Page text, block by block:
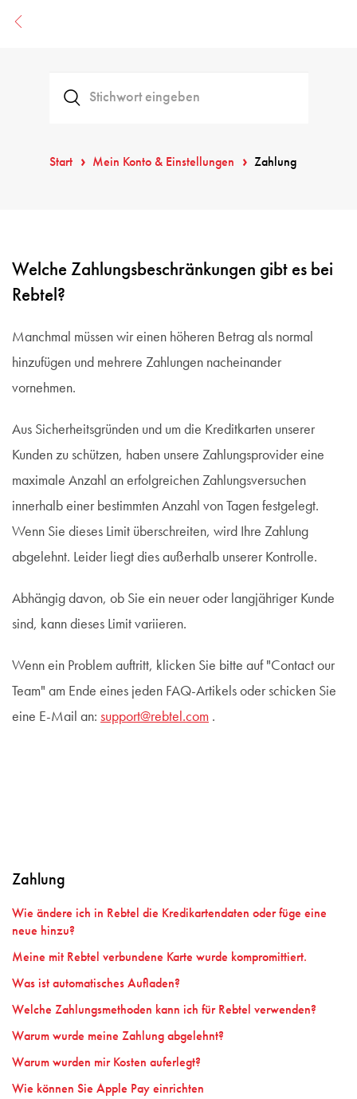
Start Mein Konto & Einstellungen Zahlung
Welche Zahlungsbeschränkungen gibt es bei
Rebtel?
Manchmal müssen wir einen höheren Betrag als normal
hinzufügen und mehrere Zahlungen nacheinander
vornehmen.
Aus Sicherheitsgründen und um die Kreditkarten unserer
Kunden zu schützen, haben unsere Zahlungsprovider eine
maximale Anzahl an erfolgreichen Zahlungsversuchen
innerhalb einer bestimmten Anzahl von Tagen festgelegt.
Wenn Sie dieses Limit überschreiten, wird Ihre Zahlung
abgelehnt. Leider liegt dies außerhalb unserer Kontrolle.
Abhängig davon, ob Sie ein neuer oder langjähriger Kunde
sind, kann dieses Limit variieren.
Wenn ein Problem auftritt, klicken Sie bitte auf "Contact our
Team" am Ende eines jeden FAQ-Artikels oder schicken Sie
eine E-Mail an: support@rebtel.com .
Zahlung
Wie ändere ich in Rebtel die Kredikartendaten oder füge eine
neue hinzu?
Meine mit Rebtel verbundene Karte wurde kompromittiert.
Was ist automatisches Aufladen?
Welche Zahlungsmethoden kann ich für Rebtel verwenden?
Warum wurde meine Zahlung abgelehnt?
Warum wurden mir Kosten auferlegt?
Wie können Sie Apple Pay einrichten